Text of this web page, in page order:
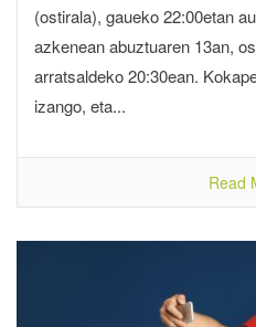
(ostirala), gaueko 22:00etan
azkenean abuztuaren 13an,
arratsaldeko 20:30ean.
izango, eta...
Read